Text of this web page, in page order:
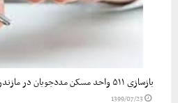
بازسازی ۵۱۱ واحد مسکن مددجویان در مازندران
1399/07/23